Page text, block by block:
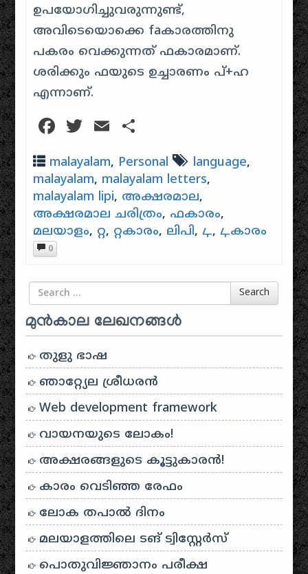
ഉപയോഗിച്ചുവരുന്നുണ്ട്,
അവിടെയൊക്കെ faകാരത്തിനു
പകരം വെക്കുന്നത് ഫകാരമാണ്.
ശരിക്കും ഫയുടെ ഉച്ചാരണം പ്+ഹ
എന്നാണ്.
Facebook
Twitter
Email
malayalam, Personal language,
malayalam, malayalam letters,
malayalam lipi, അക്ഷരമാല,
അക്ഷരമാല ചരിത്രം, ഫകാരം,
മലയാളം, റ്റ, റ്റകാരം, ലിപി,ഺ,ഺകാരം
0
Search for Search
മുൻകാല ലേഖനങ്ങൾ
തുളു ഭാഷ
ഞാറ്റ്യേല ശ്രീധരൻ
Web development framework
വായനയുടെ ലോകം!
അക്ഷരങ്ങളുടെ കൂട്ടുകാരൻ!
കാരം വെടിഞ്ഞ രേഫം
ലോക തപാൽ ദിനം
മലയാളത്തിലെ ടങ് ട്വിസ്റ്റേർസ്
പൊതുവിജ്ഞാനം പരീക്ഷ